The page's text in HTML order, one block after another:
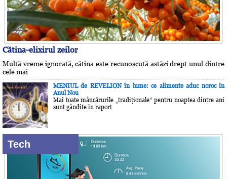
Cătina-elixirul zeilor
Multă vreme ignorată, cătina este recunoscută astăzi drept unul dintre
cele mai
MENIUL de REVELION în lume: ce alimente aduc noroc în
Anul Nou
Mai toate mâncărurile „tradiţionale” pentru noaptea dintre ani
sunt gândite în raport
Tech